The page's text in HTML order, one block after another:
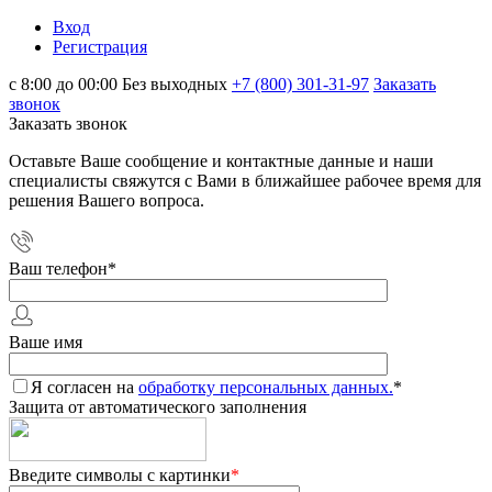
Вход
Регистрация
с 8:00 до 00:00 Без выходных +7 (800) 301-31-97 Заказать
звонок
Заказать звонок
Оставьте Ваше сообщение и контактные данные и наши
специалисты свяжутся с Вами в ближайшее рабочее время для
решения Вашего вопроса.
Ваш телефон*
Ваше имя
Я согласен на обработку персональных данных.*
Защита от автоматического заполнения
Введите символы с картинки*